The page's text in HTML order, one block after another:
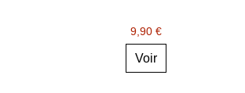
9,90 €
Voir